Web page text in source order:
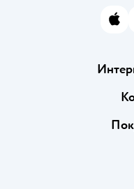
App
Политика